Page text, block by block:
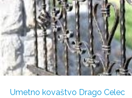
Umetno kovaštvo Drago Celec